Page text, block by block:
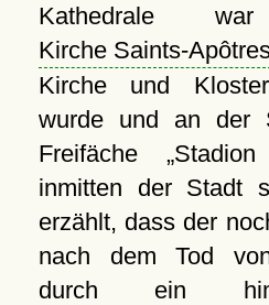
Kathedrale
Kirche Saints-
Kirche und
wurde und an der
Freifäche
Stadion
inmitten der Stadt
erzählt, dass der
nach dem Tod
durch ein